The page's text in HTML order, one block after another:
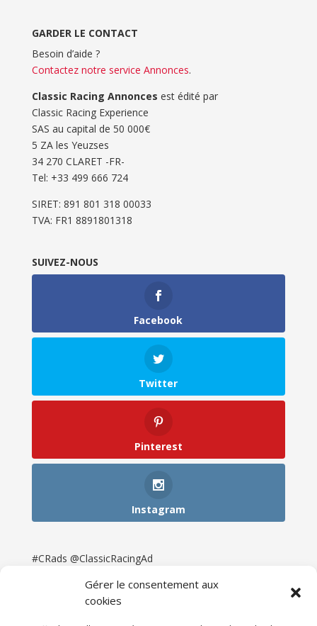
Gérer le consentement aux
cookies
GARDER LE CONTACT
Besoin d’aide ?
Contactez notre service Annonces.
Classic Racing Annonces est édité par
Classic Racing Experience
SAS au capital de 50 000€
5 ZA les Yeuzses
34 270 CLARET -FR-
Tel: ‭+33 499 666 724‬
SIRET: 891 801 318 00033
TVA: FR1 8891801318
SUIVEZ-NOUS
Facebook
Twitter
Pinterest
Instagram
#CRads @ClassicRacingAd